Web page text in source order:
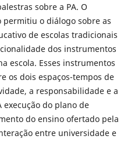
sobre a PA. O
o diálogo sobre as
de escolas tradicionais
dos instrumentos
escola. Esses instrumentos
os dois espaços-tempos de
a responsabilidade e a
do plano de
do ensino ofertado pela
entre universidade e